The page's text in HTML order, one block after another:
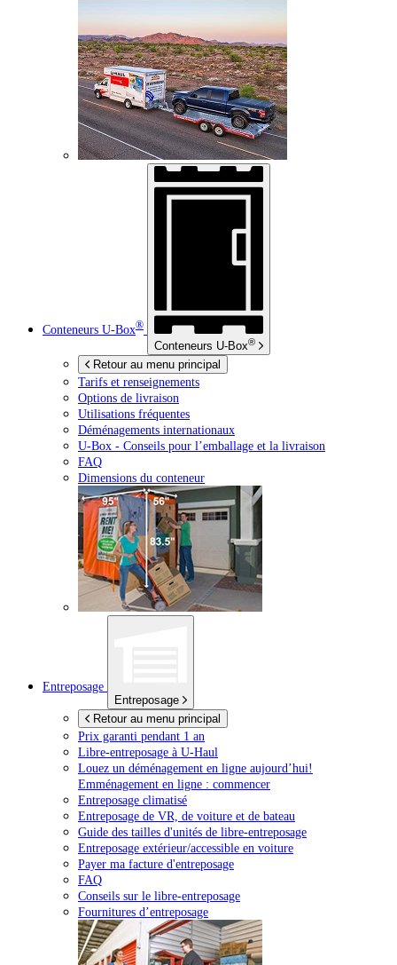
Conteneurs U-Box®
Conteneurs U-Box®
Retour au menu principal
Tarifs et renseignements
Options de livraison
Utilisations fréquentes
Déménagements internationaux
U-Box - Conseils pour l’emballage et la livraison
FAQ
Dimensions du conteneur
Entreposage
Entreposage
Retour au menu principal
Prix garanti pendant 1 an
Libre-entreposage à U-Haul
Louez un déménagement en ligne aujourd’hui!
Emménagement en ligne : commencer
Entreposage climatisé
Entreposage de VR, de voiture et de bateau
Guide des tailles d'unités de libre-entreposage
Entreposage extérieur/accessible en voiture
Payer ma facture d'entreposage
FAQ
Conseils sur le libre-entreposage
Fournitures d’entreposage